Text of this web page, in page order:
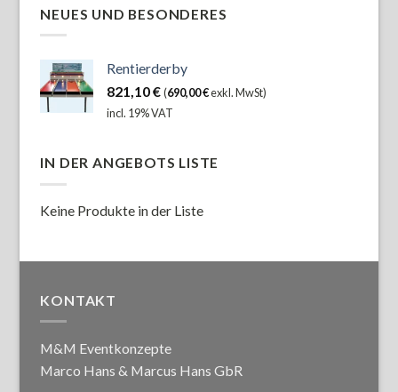
NEUES UND BESONDERES
Rentierderby
821,10€ (690,00€exkl. MwSt)
incl. 19% VAT
IN DER ANGEBOTS LISTE
Keine Produkte in der Liste
KONTAKT
M&M Eventkonzepte
Marco Hans & Marcus Hans GbR